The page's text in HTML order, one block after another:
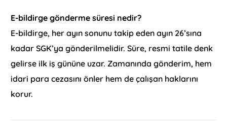
E-bildirge gönderme süresi nedir?
E-bildirge, her ayın sonunu takip eden ayın 26’sına
kadar SGK’ya gönderilmelidir. Süre, resmi tatile denk
gelirse ilk iş gününe uzar. Zamanında gönderim, hem
idari para cezasını önler hem de çalışan haklarını
korur.